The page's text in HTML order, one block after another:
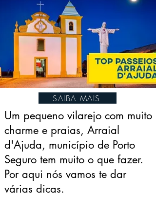
SAIBA MAIS
Um pequeno vilarejo com muito
charme e praias, Arraial
d'Ajuda, município de Porto
Seguro tem muito o que fazer.
Por aqui nós vamos te dar
várias dicas.